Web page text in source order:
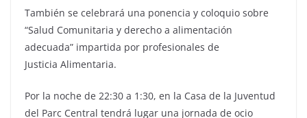
También se celebrará una ponencia y coloquio sobre
“Salud Comunitaria y derecho a alimentación
adecuada” impartida por profesionales de
Justicia Alimentaria.
Por la noche de 22:30 a 1:30, en la Casa de la Juventud
del Parc Central tendrá lugar una jornada de ocio